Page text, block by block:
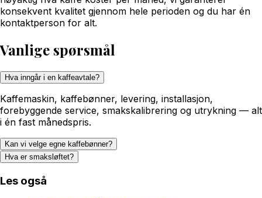
konsekvent kvalitet gjennom hele perioden og du har én
kontaktperson for alt.
Vanlige spørsmål
Hva inngår i en kaffeavtale?
Kaffemaskin, kaffebønner, levering, installasjon,
forebyggende service, smakskalibrering og utrykning — alt
i én fast månedspris.
Kan vi velge egne kaffebønner?
Hva er smaksløftet?
Les også